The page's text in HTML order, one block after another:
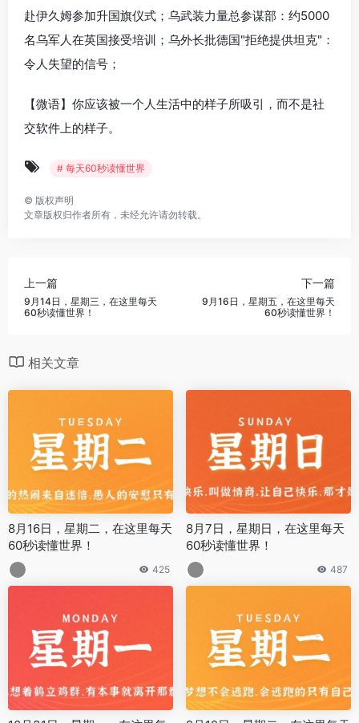
赴伊久姆参加升国旗仪式；乌武装力量总参谋部：约5000
名乌军人在英国接受培训；乌外长批德国"拒绝提供坦克"：
令人失望的信号；
【微语】你应该被一个人生活中的样子所吸引，而不是社
交软件上的样子。
# 每天60秒读懂世界
© 版权声明
文章版权归作者所有，未经允许请勿转载。
上一篇
9月14日，星期三，在这里每天
60秒读懂世界！
下一篇
9月16日，星期五，在这里每天
60秒读懂世界！
相关文章
8月16日，星期二，在这里每天
60秒读懂世界！
425
8月7日，星期日，在这里每天
60秒读懂世界！
487